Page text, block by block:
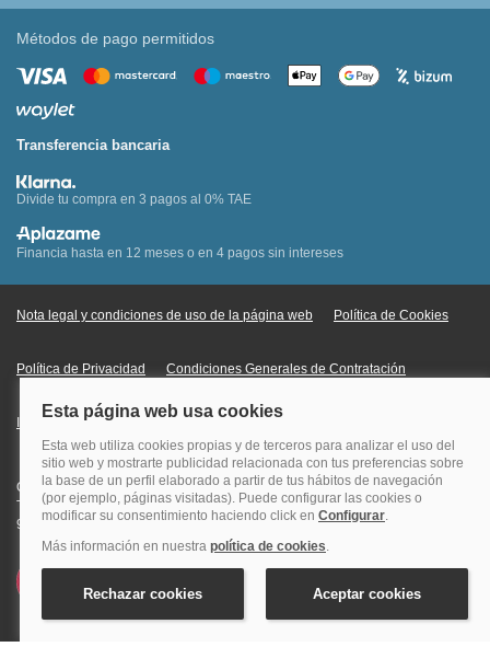
Métodos de pago permitidos
Transferencia bancaria
Divide tu compra en 3 pagos al 0% TAE
Financia hasta en 12 meses o en 4 pagos sin intereses
Nota legal y condiciones de uso de la página web Política de Cookies
Política de Privacidad Condiciones Generales de Contratación
Información Legal sobre Mercados en Línea
Quehoteles.com - Especialistas en hoteles © Copyright Veturis Travel S.A.
Todos los derechos reservados. Autorización nº I-AV0000879.4 Tel: +34
915759999